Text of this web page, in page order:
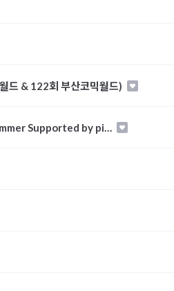
드 & 122회 부산코믹월드)
Supported by pi…